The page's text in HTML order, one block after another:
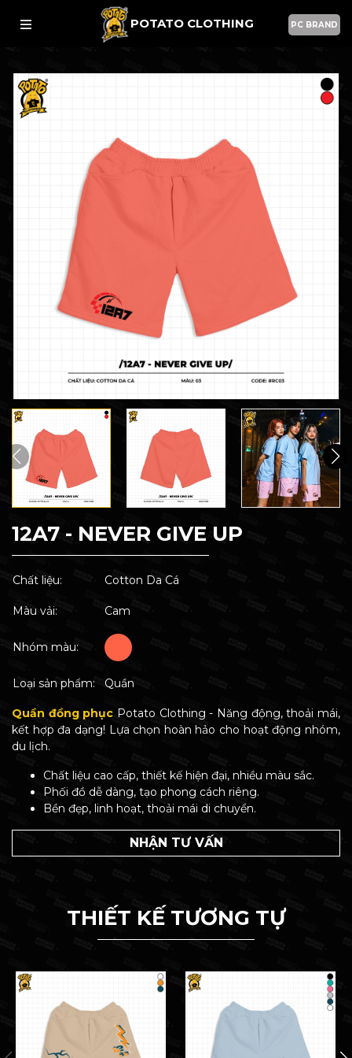
POTATO CLOTHING PC BRAND
12A7 - NEVER GIVE UP
Chất liệu: Cotton Da Cá
Màu vải: Cam
Nhóm màu:
Loại sản phẩm: Quần
Quần đồng phục Potato Clothing - Năng động, thoải mái,
kết hợp đa dạng! Lựa chọn hoàn hảo cho hoạt động nhóm,
du lịch.
Chất liệu cao cấp, thiết kế hiện đại, nhiều màu sắc.
Phối đồ dễ dàng, tạo phong cách riêng.
Bền đẹp, linh hoạt, thoải mái di chuyển.
NHẬN TƯ VẤN
THIẾT KẾ TƯƠNG TỰ